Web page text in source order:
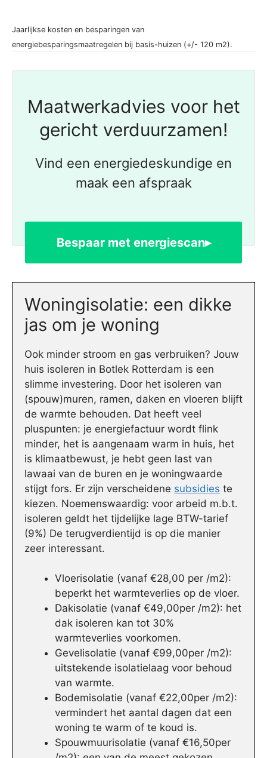
Jaarlijkse kosten en besparingen van
energiebesparingsmaatregelen bij basis-huizen (+/- 120 m2).
Maatwerkadvies voor het
gericht verduurzamen!
Vind een energiedeskundige en
maak een afspraak
Bespaar met energiescan▸
Woningisolatie: een dikke
jas om je woning
Ook minder stroom en gas verbruiken? Jouw
huis isoleren in Botlek Rotterdam is een
slimme investering. Door het isoleren van
(spouw)muren, ramen, daken en vloeren blijft
de warmte behouden. Dat heeft veel
pluspunten: je energiefactuur wordt flink
minder, het is aangenaam warm in huis, het
is klimaatbewust, je hebt geen last van
lawaai van de buren en je woningwaarde
stijgt fors. Er zijn verscheidene subsidies te
kiezen. Noemenswaardig: voor arbeid m.b.t.
isoleren geldt het tijdelijke lage BTW-tarief
(9%) De terugverdientijd is op die manier
zeer interessant.
Vloerisolatie (vanaf €28,00 per /m2):
beperkt het warmteverlies op de vloer.
Dakisolatie (vanaf €49,00per /m2): het
dak isoleren kan tot 30%
warmteverlies voorkomen.
Gevelisolatie (vanaf €99,00per /m2):
uitstekende isolatielaag voor behoud
van warmte.
Bodemisolatie (vanaf €22,00per /m2):
vermindert het aantal dagen dat een
woning te warm of te koud is.
Spouwmuurisolatie (vanaf €16,50per